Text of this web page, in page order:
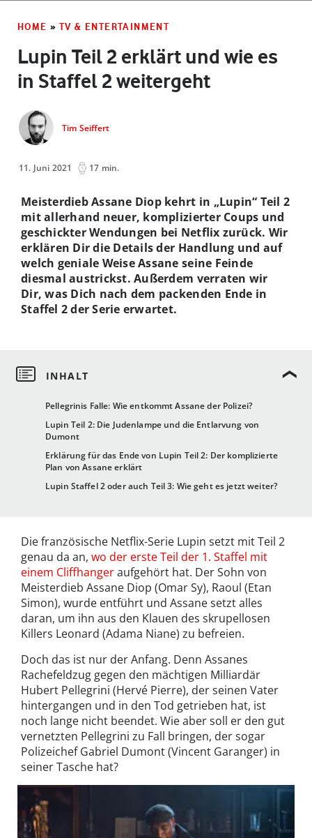
HOME » TV & ENTERTAINMENT
Lupin Teil 2 erklärt und wie es
in Staffel 2 weitergeht
Tim Seiffert
11. Juni 2021 17 min.
Pellegrinis Falle: Wie entkommt Assane der Polizei?
Lupin Teil 2: Die Judenlampe und die Entlarvung von
Dumont
Erklärung für das Ende von Lupin Teil 2: Der komplizierte
Plan von Assane erklärt
Lupin Staffel 2 oder auch Teil 3: Wie geht es jetzt weiter?
Meisterdieb Assane Diop kehrt in „Lupin“ Teil 2
mit allerhand neuer, komplizierter Coups und
geschickter Wendungen bei Netflix zurück. Wir
erklären Dir die Details der Handlung und auf
welch geniale Weise Assane seine Feinde
diesmal austrickst. Außerdem verraten wir
Dir, was Dich nach dem packenden Ende in
Staffel 2 der Serie erwartet.
Die französische Netflix-Serie Lupin setzt mit Teil 2
genau da an, wo der erste Teil der 1. Staffel mit
einem Cliffhangeraufgehört hat. Der Sohn von
Meisterdieb Assane Diop (Omar Sy), Raoul (Etan
Simon), wurde entführt und Assane setzt alles
daran, um ihn aus den Klauen des skrupellosen
Killers Leonard (Adama Niane) zu befreien.
Doch das ist nur der Anfang. Denn Assanes
Rachefeldzug gegen den mächtigen Milliardär
Hubert Pellegrini (Hervé Pierre), der seinen Vater
hintergangen und in den Tod getrieben hat, ist
noch lange nicht beendet. Wie aber soll er den gut
vernetzten Pellegrini zu Fall bringen, der sogar
Polizeichef Gabriel Dumont (Vincent Garanger) in
seiner Tasche hat?